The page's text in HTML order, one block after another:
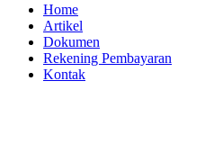
Home
Artikel
Dokumen
Rekening Pembayaran
Kontak